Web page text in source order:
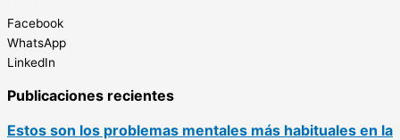
Facebook
WhatsApp
LinkedIn
Publicaciones recientes
Estos son los problemas mentales más habituales en la